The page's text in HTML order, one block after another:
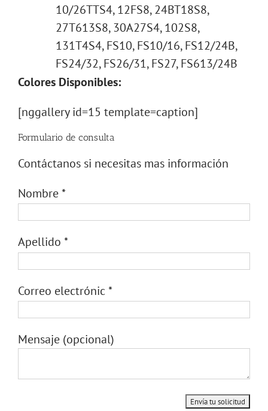
10/26TTS4, 12FS8, 24BT18S8,
27T613S8, 30A27S4, 102S8,
131T4S4, FS10, FS10/16, FS12/24B,
FS24/32, FS26/31, FS27, FS613/24B
Colores Disponibles:
[nggallery id=15 template=caption]
Formulario de consulta
Contáctanos si necesitas mas información
Nombre*
Apellido *
Correo electrónic*
Mensaje (opcional)